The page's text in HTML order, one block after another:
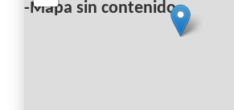
-Mapa sin contenido-